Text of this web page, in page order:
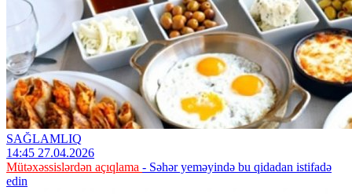
SAĞLAMLIQ
14:45 27.04.2026
Mütəxəssislərdən açıqlama - Səhər yeməyində bu qidadan istifadə
edin